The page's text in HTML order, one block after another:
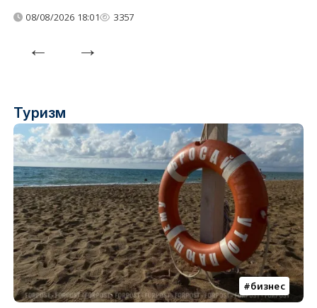
08/08/2026 18:01 3357
Туризм
бизнес